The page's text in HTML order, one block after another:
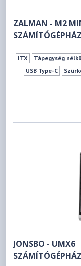
ZALMAN - M2
ITX Tápegység
USB Type-C
JONSBO - UMX6